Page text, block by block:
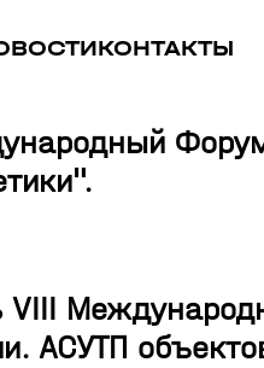
КОНТАКТЫ
VIII
АСУТП